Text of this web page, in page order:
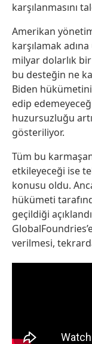
karşılanmasını
Amerikan
karşılamak
milyar dolarlık
bu desteğin ne
Biden
edip
huzursuzluğu
gösteriliyor.
Tüm bu
etkileyeceği ise
konusu oldu.
hükümeti
geçildiği
verilmesi,